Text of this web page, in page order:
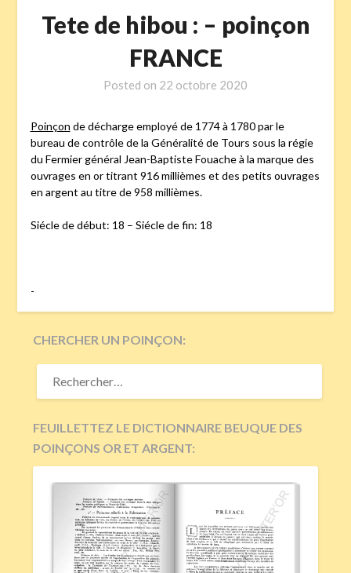
Tete de hibou : – poinçon
FRANCE
Posted on 22 octobre 2020
Poinçon de décharge employé de 1774 à 1780 par le
bureau de contrôle de la Généralité de Tours sous la régie
du Fermier général Jean-Baptiste Fouache à la marque des
ouvrages en or titrant 916 millièmes et des petits ouvrages
en argent au titre de 958 millièmes.
Siécle de début: 18 – Siécle de fin: 18
-
CHERCHER UN POINÇON:
RECHERCHER :
FEUILLETTEZ LE DICTIONNAIRE BEUQUE DES
POINÇONS OR ET ARGENT: